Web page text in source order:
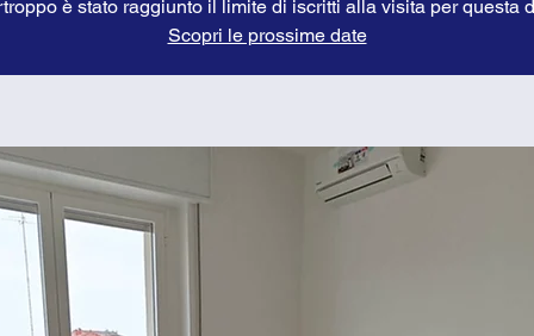
è stato raggiunto il limite di iscritti alla visita per questa
Scopri le prossime date